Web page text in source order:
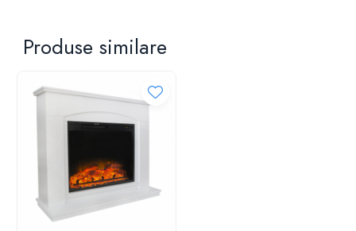
Produse similare